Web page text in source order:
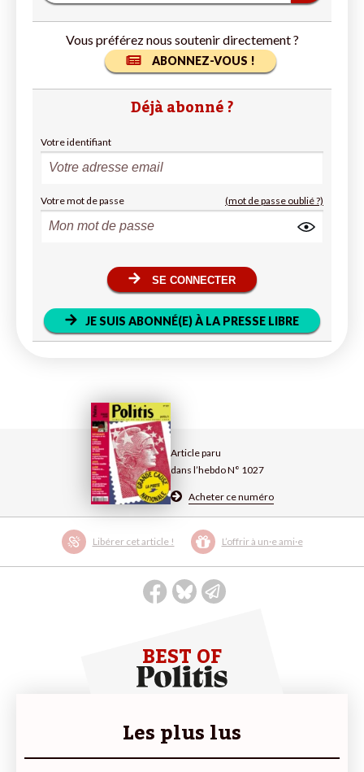
Article paru
dans l’hebdo N° 1027
Acheter ce numéro
Libérer cet article ! L’offrir à un·e ami·e
Vous préférez nous soutenir directement ?
ABONNEZ-VOUS !
Déjà abonné ?
Votre identifiant
Votre mot de passe (mot de passe oublié ?)
SE CONNECTER
JE SUIS ABONNÉ(E) À LA PRESSE LIBRE
BEST OF
Les plus lus